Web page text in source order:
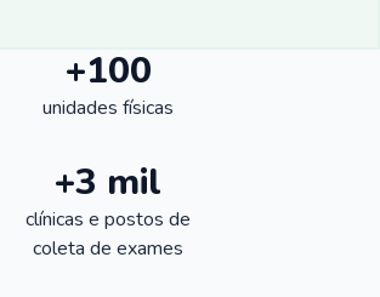
+100
unidades físicas
+3 mil
clínicas e postos de
coleta de exames